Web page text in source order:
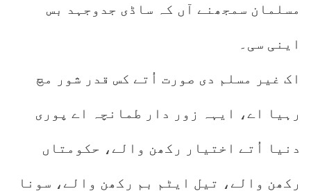
مسلمان سمجھنے آں کہ ساڈی جدوجہد بس
اینی سی۔
اک غیر مسلم دی صورت اُتے کس قدر شور مچ
رہیا اے، ایہہ زور دار طمانچہ اے پوری
دنیا اُتے اختیار رکھن والے، حکومتاں
رکھن والے، تیل ایٹم بم رکھن والے، سونا